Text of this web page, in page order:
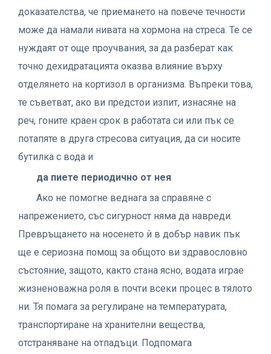
доказателства, че приемането на повече течности
може да намали нивата на хормона на стреса. Те се
нуждаят от още проучвания, за да разберат как
точно дехидратацията оказва влияние върху
отделянето на кортизол в организма. Въпреки това,
те съветват, ако ви предстои изпит, изнасяне на
реч, гоните краен срок в работата си или пък се
потапяте в друга стресова ситуация, да си носите
бутилка с вода и
да пиете периодично от нея
Ако не помогне веднага за справяне с
напрежението, със сигурност няма да навреди.
Превръщането на носенето ѝ в добър навик пък
ще е сериозна помощ за общото ви здравословно
състояние, защото, както стана ясно, водата играе
жизненоважна роля в почти всеки процес в тялото
ни. Тя помага за регулиране на температурата,
транспортиране на хранителни вещества,
отстраняване на отпадъци. Подпомага